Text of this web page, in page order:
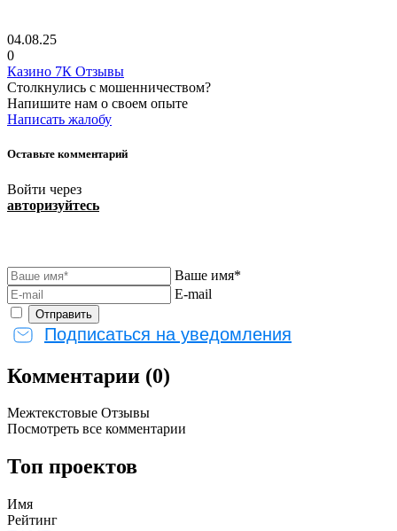
04.08.25
0
Казино 7К Отзывы
Столкнулись с мошенничеством?
Напишите нам о своем опыте
Написать жалобу
Оставьте комментарий
Войти через
авторизуйтесь
Ваше имя*
E-mail
Подписаться на уведомления
Комментарии (0)
Межтекстовые Отзывы
Посмотреть все комментарии
Топ проектов
Имя
Рейтинг